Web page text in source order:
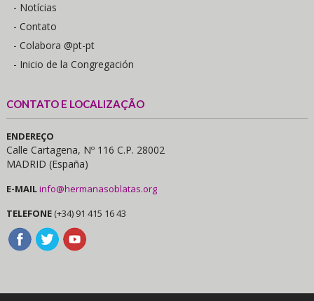
- Notícias
- Contato
- Colabora @pt-pt
- Inicio de la Congregación
CONTATO E LOCALIZAÇÃO
ENDEREÇO
Calle Cartagena, Nº 116 C.P. 28002
MADRID (España)
E-MAILinfo@hermanasoblatas.org
TELEFONE (+34) 91 415 16 43